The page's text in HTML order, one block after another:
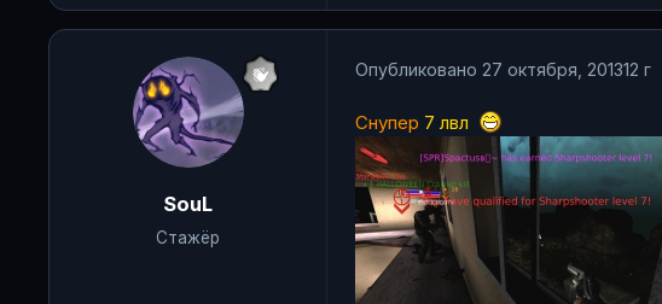
SouL
Стажёр
Опубликовано 27 октября, 201312 г
Снупер 7 лвл